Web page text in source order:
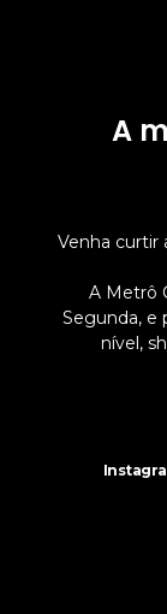
A
Venha curtir
A Metrô
Segunda, e
nível,